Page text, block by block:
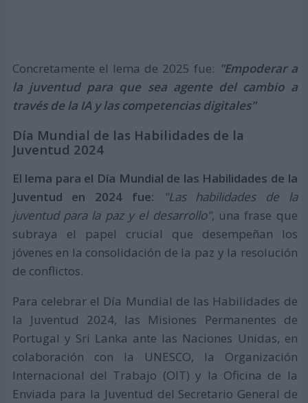
Concretamente el lema de 2025 fue: "Empoderar a
la juventud para que sea agente del cambio a
través de la IA y las competencias digitales"
Día Mundial de las Habilidades de la
Juventud 2024
El lema para el Día Mundial de las Habilidades de la
Juventud en 2024 fue:
"Las habilidades de la
juventud para la paz y el desarrollo", una frase que
subraya el papel crucial que desempeñan los
jóvenes en la consolidación de la paz y la resolución
de conflictos.
Para celebrar el Día Mundial de las Habilidades de
la Juventud 2024, las Misiones Permanentes de
Portugal y Sri Lanka ante las Naciones Unidas, en
colaboración con la UNESCO, la Organización
Internacional del Trabajo (OIT) y la Oficina de la
Enviada para la Juventud del Secretario General de